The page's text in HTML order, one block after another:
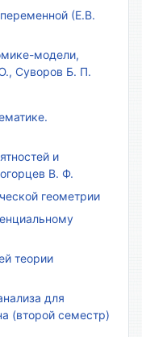
(Е.В.
модели,
Суворов Б. П.
и
В. Ф.
геометрии
теории
для
(второй семестр)